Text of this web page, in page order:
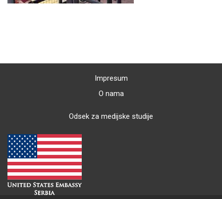
Impresum
O nama
Odsek za medijske studije